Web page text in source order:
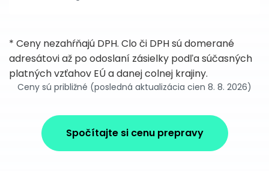
* Ceny nezahŕňajú DPH. Clo či DPH sú domerané
adresátovi až po odoslaní zásielky podľa súčasných
platných vzťahov EÚ a danej colnej krajiny.
Ceny sú približné (posledná aktualizácia cien 8. 8. 2026)
Spočítajte si cenu prepravy